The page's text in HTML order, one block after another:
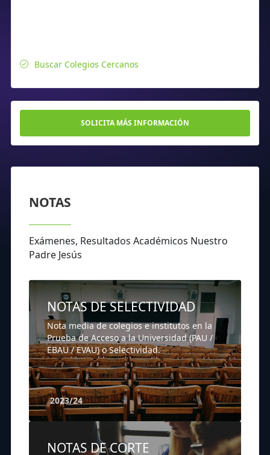
Buscar Colegios Cercanos
SOLICITA MÁS INFORMACIÓN
NOTAS
Exámenes, Resultados Académicos Nuestro
Padre Jesús
NOTAS DE SELECTIVIDAD
Nota media de colegios e institutos en la
Prueba de Acceso a la Universidad (PAU /
EBAU / EVAU) o Selectividad.
2023/24
NOTAS DE CORTE